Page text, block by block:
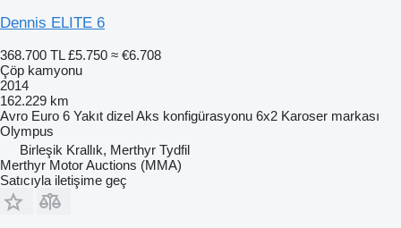
Dennis ELITE 6
368.700 TL £5.750 ≈ €6.708
Çöp kamyonu
2014
162.229 km
Avro Euro 6 Yakıt dizelAks konfigürasyonu 6x2 Karoser markası
Olympus
Birleşik Krallık, Merthyr Tydfil
Merthyr Motor Auctions (MMA)
Satıcıyla iletişime geç